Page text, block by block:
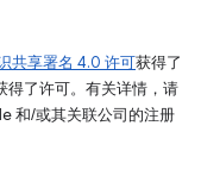
共享署名 4.0 许可获得了
得了许可。有关详情，请
和/或其关联公司的注册